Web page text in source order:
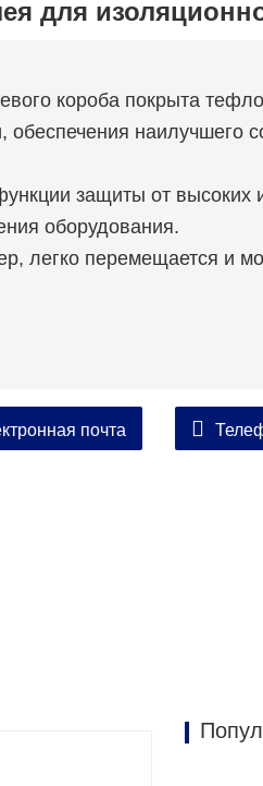
для
короба покрыта
наилучшего
защиты от высоких
оборудования.
легко перемещается и
почта